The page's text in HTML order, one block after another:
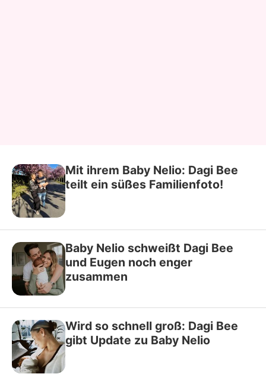
Mit ihrem Baby Nelio: Dagi Bee
teilt ein süßes Familienfoto!
Baby Nelio schweißt Dagi Bee
und Eugen noch enger
zusammen
Wird so schnell groß: Dagi Bee
gibt Update zu Baby Nelio